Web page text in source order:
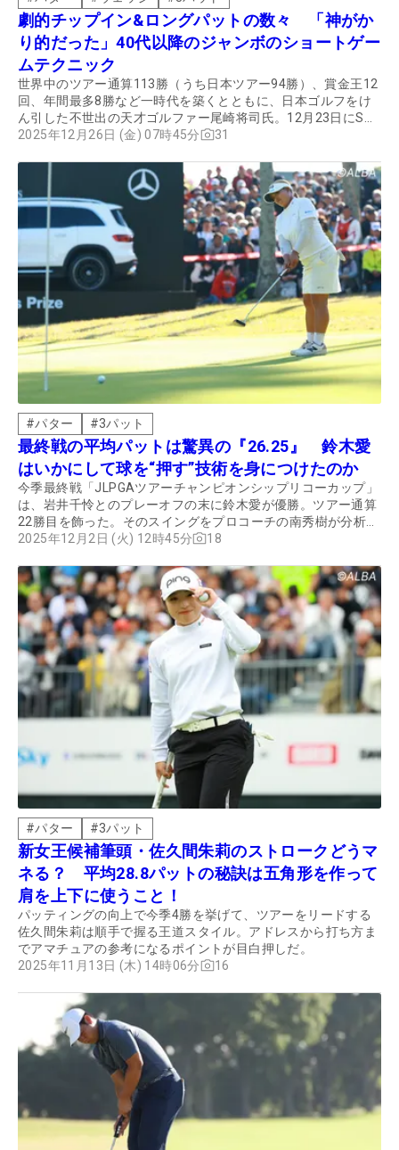
劇的チップイン&ロングパットの数々 「神がか
り的だった」40代以降のジャンボのショートゲー
ムテクニック
世界中のツアー通算113勝（うち日本ツアー94勝）、賞金王12
回、年間最多8勝など一時代を築くとともに、日本ゴルフをけ
ん引した不世出の天才ゴルファー尾崎将司氏。12月23日にS状
結腸がんのため78歳で逝去した。ジャンボ軍団の一員である東
せないジャンボのショートゲームのテクニックをあらためて紹
2025年12月26日 (金) 07時45分 31
#パター #3パット
最終戦の平均パットは驚異の『26.25』 鈴木愛
はいかにして球を“押す”技術を身につけたのか
今季最終戦「JLPGAツアーチャンピオンシップリコーカップ」
は、岩井千怜とのプレーオフの末に鈴木愛が優勝。ツアー通算
22勝目を飾った。そのスイングをプロコーチの南秀樹が分析。
我々が参考にしたいポイントも教えてもらった。
2025年12月2日 (火) 12時45分 18
#パター #3パット
新女王候補筆頭・佐久間朱莉のストロークどうマ
ネる？ 平均28.8パットの秘訣は五角形を作って
肩を上下に使うこと！
パッティングの向上で今季4勝を挙げて、ツアーをリードする
佐久間朱莉は順手で握る王道スタイル。アドレスから打ち方ま
でアマチュアの参考になるポイントが目白押しだ。
2025年11月13日 (木) 14時06分
16